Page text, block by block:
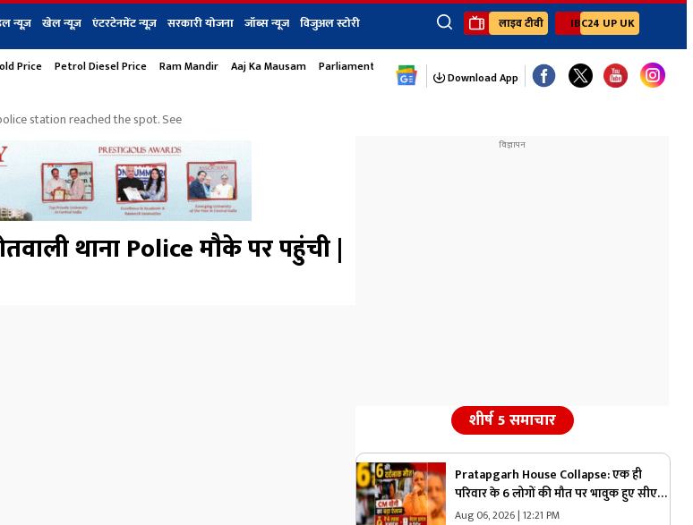
न्यूज़ खेल न्यूज़ एंटरटेनमेंट न्यूज़ सरकारी योजना जॉब्स न्यूज विजुअल स्टोरी
×
न्यूज
जॉब्स न्यूज Youtube Channels
Ibc24 Jankarwan
लाइव टीवी IBC24 UP UK
Price Petrol Diesel Price Ram Mandir Aaj Ka Mausam Parliament Monsoon Session
Download App
station reached the spot. See
थाना Police मौके पर पहुंची |
शीर्ष 5 समाचार
Pratapgarh House Collapse: एक ही
परिवार के 6 लोगों की मौत पर भावुक हुए सीएम
योगी, तुरंत मुआवजे का किया ऐलान, घायल
Aug 06, 2026 | 12:21 PM